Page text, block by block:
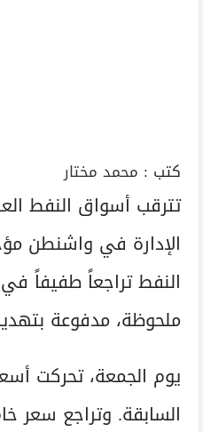
كتب : محمد مختار
تترقب أسواق النفط
الإدارة في واشنطن
النفط تراجعاً طفيفاً
ملحوظة، مدفوعة